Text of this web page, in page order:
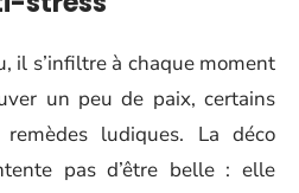
il s’infiltre à chaque moment
un peu de paix, certains
ludiques. La déco
pas d’être belle : elle